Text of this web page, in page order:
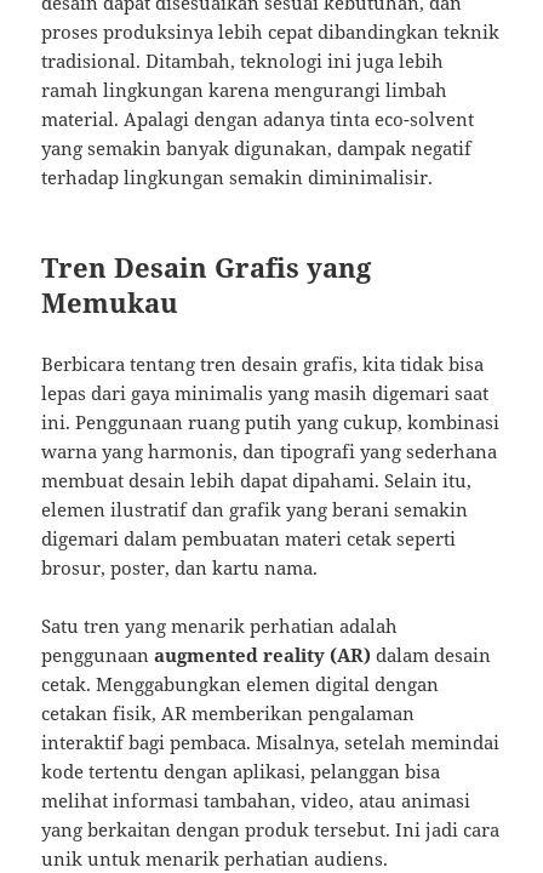
proses produksinya lebih cepat dibandingkan teknik
tradisional. Ditambah, teknologi ini juga lebih
ramah lingkungan karena mengurangi limbah
material. Apalagi dengan adanya tinta eco-solvent
yang semakin banyak digunakan, dampak negatif
terhadap lingkungan semakin diminimalisir.
Tren Desain Grafis yang
Memukau
Berbicara tentang tren desain grafis, kita tidak bisa
lepas dari gaya minimalis yang masih digemari saat
ini. Penggunaan ruang putih yang cukup, kombinasi
warna yang harmonis, dan tipografi yang sederhana
membuat desain lebih dapat dipahami. Selain itu,
elemen ilustratif dan grafik yang berani semakin
digemari dalam pembuatan materi cetak seperti
brosur, poster, dan kartu nama.
Satu tren yang menarik perhatian adalah
penggunaanaugmented reality (AR) dalam desain
cetak. Menggabungkan elemen digital dengan
cetakan fisik, AR memberikan pengalaman
interaktif bagi pembaca. Misalnya, setelah memindai
kode tertentu dengan aplikasi, pelanggan bisa
melihat informasi tambahan, video, atau animasi
yang berkaitan dengan produk tersebut. Ini jadi cara
unik untuk menarik perhatian audiens.